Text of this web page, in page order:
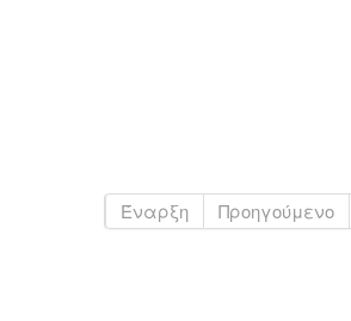
Έναρξη Προηγούμενο